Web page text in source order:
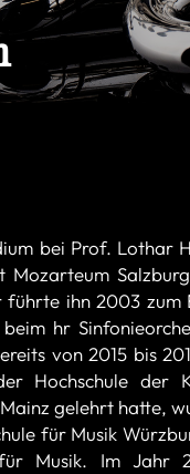
bei Prof.
ihn 2003
hr
von 2015 bis
Hochschule der
gelehrt hatte,
für Musik
Musik. Im Jahr